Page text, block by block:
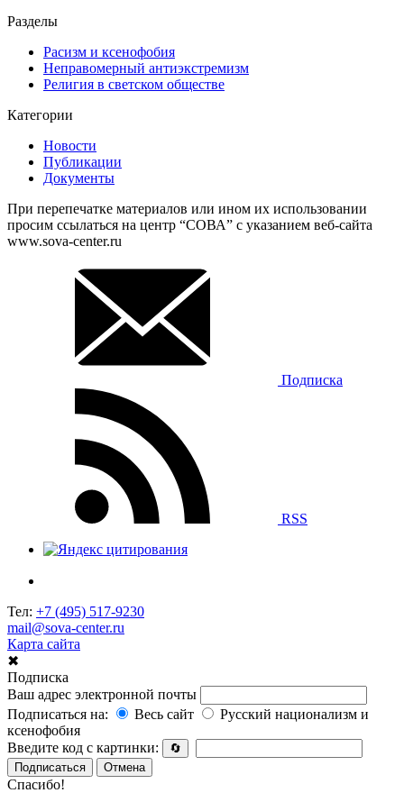
Разделы
Расизм и ксенофобия
Неправомерный антиэкстремизм
Религия в светском обществе
Категории
Новости
Публикации
Документы
При перепечатке материалов или ином их использовании
просим ссылаться на центр “СОВА” с указанием веб-сайта
www.sova-center.ru
Подписка
RSS
Тел: +7 (495) 517-9230
mail@sova-center.ru
Карта сайта
✖
Подписка
Ваш адрес электронной почты
Подписаться на:
Весь сайт
Русский национализм и
ксенофобия
Введите код с картинки:
🔄
Подписаться
Отмена
Спасибо!